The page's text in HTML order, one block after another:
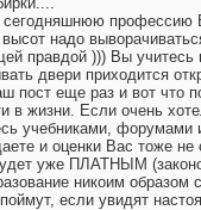
профессию
высот надо
правдой ))) Вы учитесь
двери приходится
пост еще раз и вот что
в жизни. Если очень
учебниками, форумами
и оценки Вас тоже
уже ПЛАТНЫМ
никоим
если увидят